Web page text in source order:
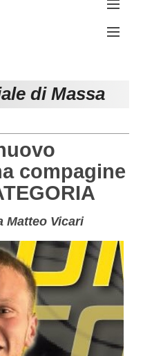
Carica la tua Rosa
di Massa
compagine
Matteo Vicari